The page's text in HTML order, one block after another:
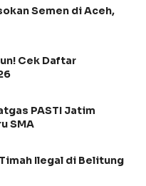
Semen di Aceh,
Cek Daftar
PASTI Jatim
SMA
Ilegal di Belitung